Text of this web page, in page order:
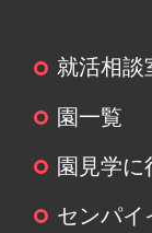
任意です
供いただ
ない場
等および
就活相談
園一覧
園見学に
センパイ